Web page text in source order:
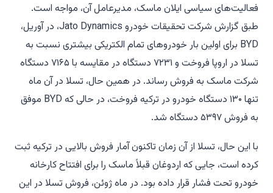
فعالیت‌های سیاسی ایلان ماسک، مدیرعامل آن، مواجه است.
طبق گزارش شرکت تحقیقات خودرو Jato Dynamics، در آوریل،
BYD برای اولین بار خودروهای تمام الکتریکی بیشتری نسبت به
تسلا در اروپا فروخت و ۷۲۳۱ دستگاه در مقایسه با ۷۱۶۵ دستگاه
شرکت ماسک به فروش رساند. در همین حال، تسلا در آن ماه
تنها ۱۳۰ دستگاه خودرو در ترکیه فروخت، در حالی که BYD موفق
به فروش ۵۳۹۷ دستگاه شد.
با این حال، تسلا از آن زمان تاکنون آمار فروش بالایی در ترکیه ثبت
کرده است، جایی که اردوغان قبلاً ماسک را برای افتتاح کارخانه
خودرو تحت فشار قرار داده بود. در ماه ژوئن، فروش تسلا در این